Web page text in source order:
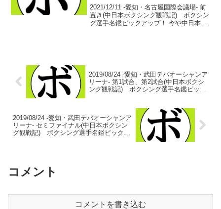
クアップ！
2021/12/11 -愛知・名古屋国際会議場- 前
置き(中日本ボクシング観戦記) ボクシン
グ選手名鑑ピックアップ！ 今や中日本の
2019/08/24 -愛知・武田テバオーシャンア
リーナ- 第1試合、第2試合(中日本ボクシ
ング観戦記) ボクシング選手名鑑ピック
2019/08/24 -愛知・武田テバオーシャンア
リーナ- セミファイナル(中日本ボクシン
グ観戦記) ボクシング選手名鑑ピックア
コメント
コメントを書き込む